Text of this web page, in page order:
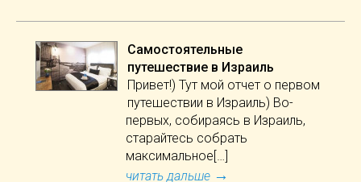
Самостоятельные
путешествие в Израиль
Привет!) Тут мой отчет о первом
путешествии в Израиль) Во-
первых, собираясь в Израиль,
старайтесь собрать
максимальное[…]
читать дальше →